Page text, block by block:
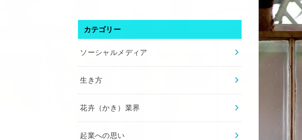
カテゴリー
ソーシャルメディア
生き方
花卉（かき）業界
起業への思い